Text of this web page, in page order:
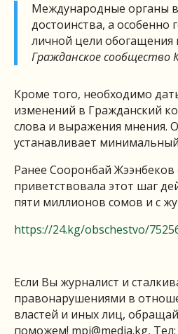
Международные органы в
достоинства, а особенно
личной цели обогащения
Гражданское сообщество
Кроме того, необходимо
изменений в Гражданский
слова и выражения мнения.
устанавливает
Ранее Сооронбай Жээнбеков
приветствовала этот шаг
пяти миллионов сомов и с
https://24.kg/obschestvo/
Если Вы журналист и
правонарушениями в
властей и иных лиц,
поможем! mpi@media.kg,